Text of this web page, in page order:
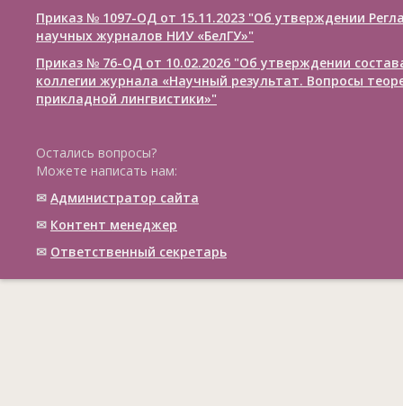
Приказ № 1097-ОД от 15.11.2023 "Об утверждении
научных журналов НИУ «БелГУ»"
Приказ № 76-ОД от 10.02.2026 "Об утверждении
коллегии журнала «Научный результат. Вопросы
прикладной лингвистики»"
Остались вопросы?
Можете написать нам:
✉ Администратор сайта
✉ Контент менеджер
✉ Ответственный cекретарь